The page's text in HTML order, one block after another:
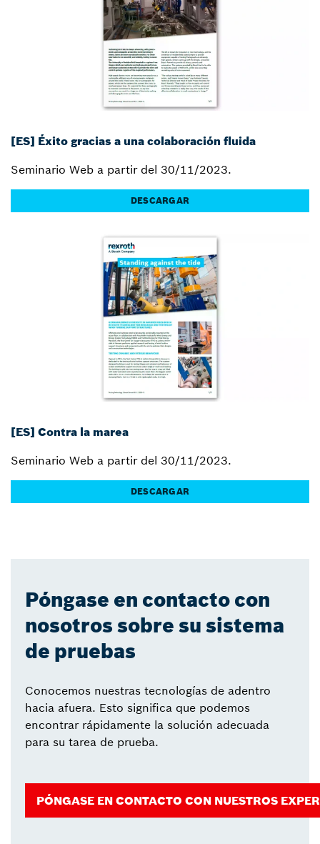
[ES] Éxito gracias a una colaboración fluida
Seminario Web a partir del 30/11/2023.
DESCARGAR
[ES] Contra la marea
Seminario Web a partir del 30/11/2023.
DESCARGAR
Póngase en contacto con
nosotros sobre su sistema
de pruebas
Conocemos nuestras tecnologías de adentro
hacia afuera. Esto significa que podemos
encontrar rápidamente la solución adecuada
para su tarea de prueba.
PÓNGASE EN CONTACTO CON NUESTROS